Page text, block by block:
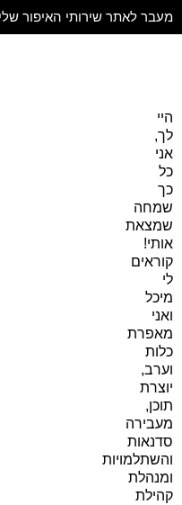
מעבר לאתר שירותי האיפור שלי
היי
לך,
אני
כל
כך
שמחה
שמצאת
אותי!
קוראים
לי
מיכל
ואני
מאפרת
כלות
וערב,
יוצרת
תוכן,
מעבירה
סדנאות
והשתלמויות
ומנהלת
קהילת